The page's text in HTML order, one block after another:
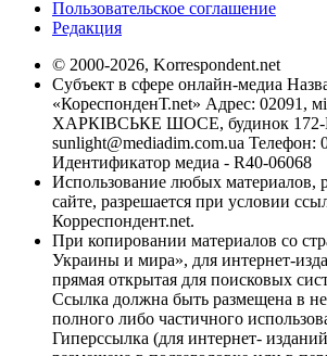
Пользовательское соглашение
Редакция
© 2000-2026, Korrespondent.net
Субъект в сфере онлайн-медиа
«КореспонденТ.net» Адрес: 02091,
ХАРКІВСЬКЕ ШОСЕ, будинок 172-
sunlight@mediadim.com.ua Телефон:
Идентификатор медиа - R40-06068
Использование любых материалов,
сайте, разрешается при условии
Корреспондент.net.
При копировании материалов со
Украины и мира», для интернет-
прямая открытая для поисковых
Ссылка должна быть размещена в
полного либо частичного
Гиперссылка (для интернет-